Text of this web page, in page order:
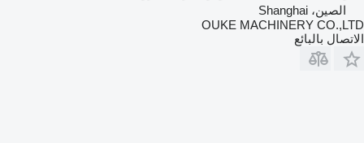
الصين، Shanghai
OUKE MACHINERY CO.,LTD
الاتصال بالبائع